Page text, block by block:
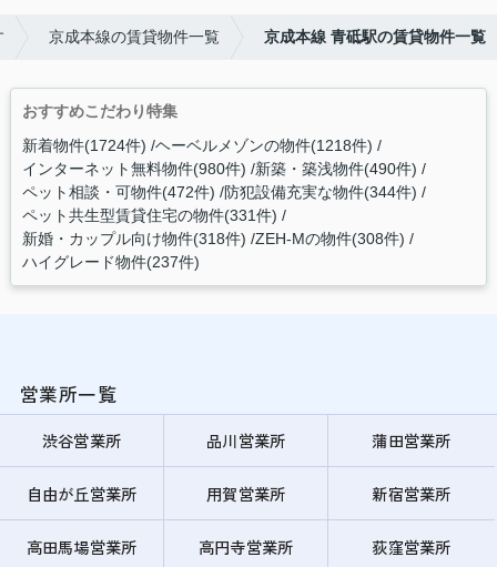
京成本線の賃貸物件一覧 京成本線 青砥駅の賃貸物件一覧
おすすめこだわり特集
新着物件(1724件) ヘーベルメゾンの物件(1218件)
インターネット無料物件(980件) 新築・築浅物件(490件)
ペット相談・可物件(472件) 防犯設備充実な物件(344件)
ペット共生型賃貸住宅の物件(331件)
新婚・カップル向け物件(318件) ZEH-Mの物件(308件)
ハイグレード物件(237件)
営業所一覧
渋谷営業所 品川営業所 蒲田営業所
自由が丘営業所 用賀営業所 新宿営業所
高田馬場営業所 高円寺営業所 荻窪営業所